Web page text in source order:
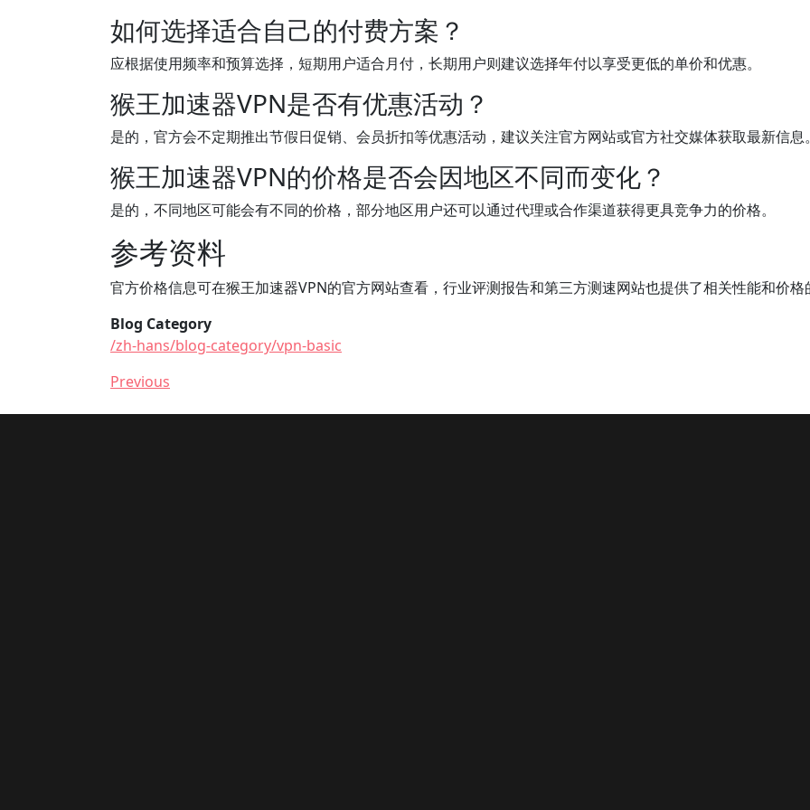
如何选择适合自己的付费方案？
应根据使用频率和预算选择，短期用户适合月付，长期用户则建议选择年付以享受更低的单价和优惠。
猴王加速器VPN是否有优惠活动？
是的，官方会不定期推出节假日促销、会员折扣等优惠活动，建议关注官方网站或官方社交媒体获取最新信息。
猴王加速器VPN的价格是否会因地区不同而变化？
是的，不同地区可能会有不同的价格，部分地区用户还可以通过代理或合作渠道获得更具竞争力的价格。
参考资料
官方价格信息可在猴王加速器VPN的官方网站查看，行业评测报告和第三方测速网站也提供了相关性能和价格
Blog Category
/zh-hans/blog-category/vpn-basic
Previous